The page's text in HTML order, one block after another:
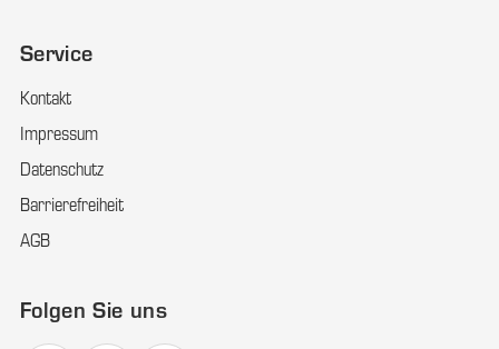
Service
Kontakt
Impressum
Datenschutz
Barrierefreiheit
AGB
Folgen Sie uns